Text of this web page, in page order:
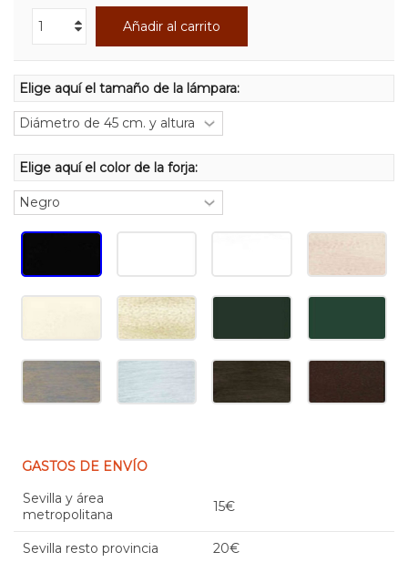
Añadir al carrito
Elige aquí el tamaño de la lámpara:
Elige aquí el color de la forja:
GASTOS DE ENVÍO
Sevilla y área
metropolitana
15€
Sevilla resto provincia 20€